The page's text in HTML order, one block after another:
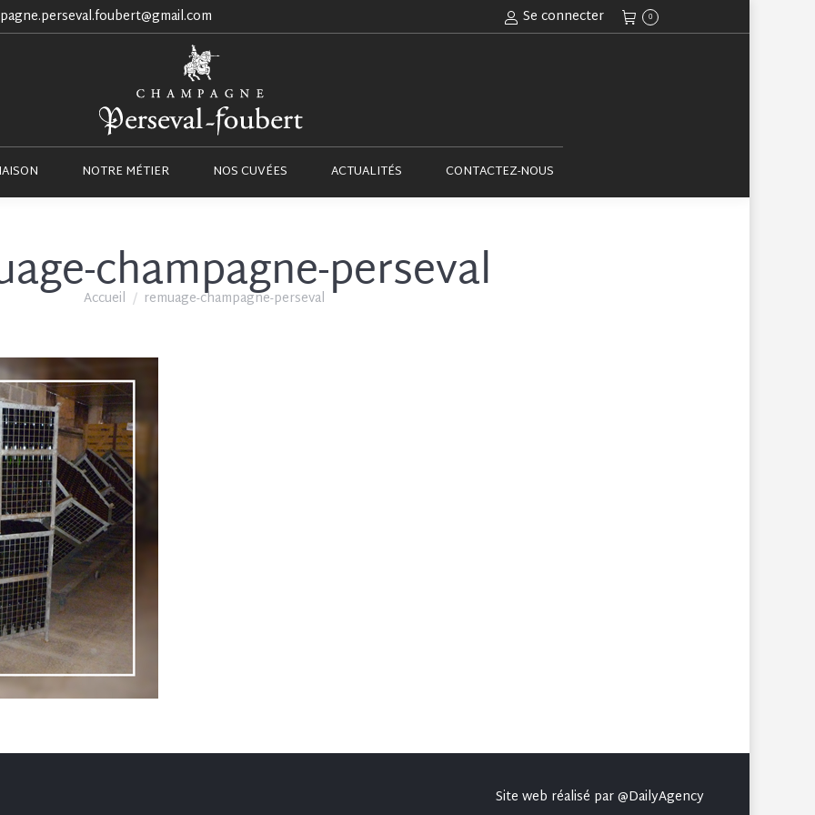
Se connecter 0
NOTRE MÉTIER NOS CUVÉES ACTUALITÉS CONTACTEZ-NOUS
champagne-perseval
Vous êtes ici :
Accueil remuage-champagne-perseval
Site web réalisé par@DailyAgency
NOTRE MAISON NOTRE MÉTIER NOS CUVÉES ACTUALITÉS CONTACTEZ-NOUS